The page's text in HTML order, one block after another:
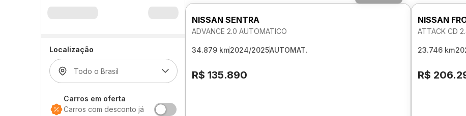
Localização
Carros em oferta
Carros com desconto já
NISSAN SENTRA
ADVANCE 2.0 AUTOMATICO
34.879 km2024/2025AUTOMAT.
R$ 135.890
NISSAN
ATTACK CD
23.746 km
R$